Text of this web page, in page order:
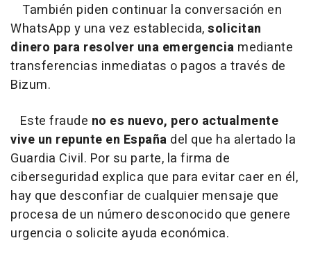
También piden continuar la conversación en
WhatsApp y una vez establecida,solicitan
dinero para resolver una emergencia mediante
transferencias inmediatas o pagos a través de
Bizum.
Este fraude no es nuevo, pero actualmente
vive un repunte en España del que ha alertado la
Guardia Civil. Por su parte, la firma de
ciberseguridad explica que para evitar caer en él,
hay que desconfiar de cualquier mensaje que
procesa de un número desconocido que genere
urgencia o solicite ayuda económica.